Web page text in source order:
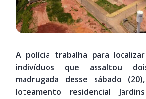
A polícia trabalha para
indivíduos que assaltou
madrugada desse sábado
loteamento residencial